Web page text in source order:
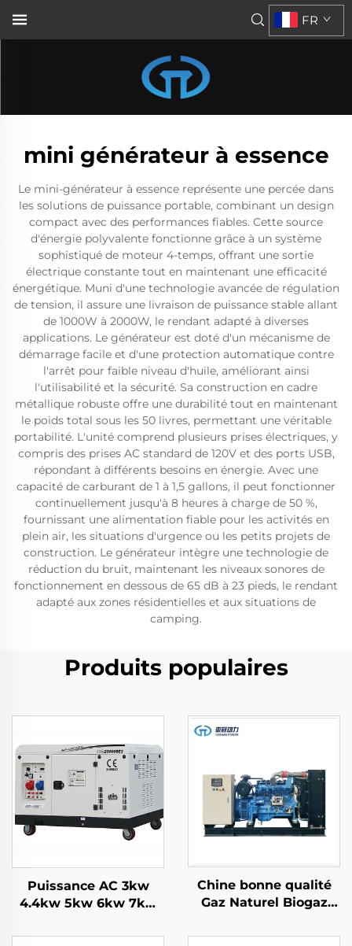
FR
mini générateur à essence
Le mini-générateur à essence représente une percée dans
les solutions de puissance portable, combinant un design
compact avec des performances fiables. Cette source
d'énergie polyvalente fonctionne grâce à un système
sophistiqué de moteur 4-temps, offrant une sortie
électrique constante tout en maintenant une efficacité
énergétique. Muni d'une technologie avancée de régulation
de tension, il assure une livraison de puissance stable allant
de 1000W à 2000W, le rendant adapté à diverses
applications. Le générateur est doté d'un mécanisme de
démarrage facile et d'une protection automatique contre
l'arrêt pour faible niveau d'huile, améliorant ainsi
l'utilisabilité et la sécurité. Sa construction en cadre
métallique robuste offre une durabilité tout en maintenant
le poids total sous les 50 livres, permettant une véritable
portabilité. L'unité comprend plusieurs prises électriques, y
compris des prises AC standard de 120V et des ports USB,
répondant à différents besoins en énergie. Avec une
capacité de carburant de 1 à 1,5 gallons, il peut fonctionner
continuellement jusqu'à 8 heures à charge de 50 %,
fournissant une alimentation fiable pour les activités en
plein air, les situations d'urgence ou les petits projets de
construction. Le générateur intègre une technologie de
réduction du bruit, maintenant les niveaux sonores de
fonctionnement en dessous de 65 dB à 23 pieds, le rendant
adapté aux zones résidentielles et aux situations de
camping.
Produits populaires
Puissance AC 3kw
4.4kw 5kw 6kw 7kw
Générateur essence
Chine bonne qualité
Gaz Naturel Biogaz
Liquéfié Groupe